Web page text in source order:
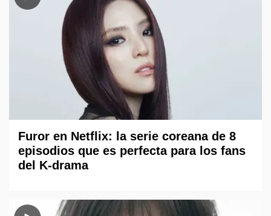
Furor en Netflix: la serie coreana de 8
episodios que es perfecta para los fans
del K-drama